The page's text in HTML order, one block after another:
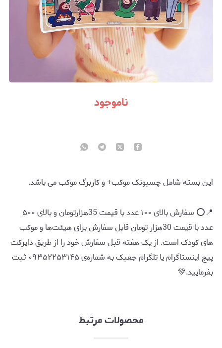
ناموجود
این بسته شامل چسبونک موکب+ و کاربرگ موکب می باشد.
📍⭕️ سفارش بالای ۱۰۰ عدد با قیمت 35هزارتومان و بالای ۵۰۰
عدد با قیمت 30هزار تومان قابل سفارش برای هیئت‌ها و موکب
های کودک است. از یک هفته قبل سفارش خود را از طریق دایرکت
پیج اینستاگرام یا تلگرام جعبک به شماره‌ی ۰۹۳۵۲۲۵۳۱۴۵ ثبت
بفرمایید.💚
محصولات مرتبط